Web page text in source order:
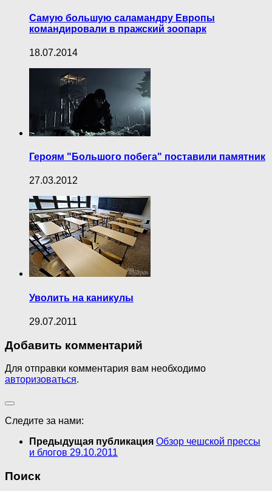
Самую большую саламандру Европы
командировали в пражский зоопарк
18.07.2014
Героям "Большого побега" поставили памятник
27.03.2012
Уволить на каникулы
29.07.2011
Добавить комментарий
Для отправки комментария вам необходимо
авторизоваться.
Следите за нами:
Предыдущая публикация Обзор чешской прессы
и блогов 29.10.2011
Поиск